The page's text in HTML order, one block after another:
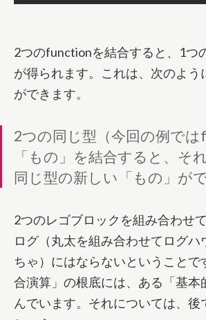
2つのfunctionを結合すると、1つ
が得られます。これは、次のよう
ができます。
2つの同じ型（今回の例で
「もの」を結合すると、そ
同じ型の新しい「もの」が
2つのレゴブロックを組み合わせ
ログ（丸太を組み合わせてログハ
ちゃ）にはならないということで
合演算」の根底には、ある「基本
んでいます。それについては、後